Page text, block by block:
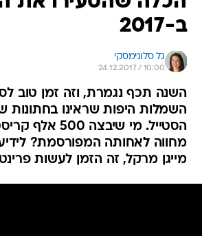
ב-2017
גל סלונימסקי
24.12.2017 / 10:00
השנה תכף נגמרת, וזה זמן טוב
השמלות היפות שראינו בחתונות
הסטייל. מי שיבצה
מחווה לאחותה המפורסמת?
מייגן מרקל, זה הזמן לעשות